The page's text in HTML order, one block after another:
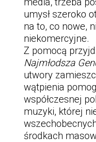
umysł szeroko
na to, co nowe,
niekomercyjne.
Z pomocą
Najmłodsza
utwory
wątpienia
współczesnej
muzyki, której
środkach